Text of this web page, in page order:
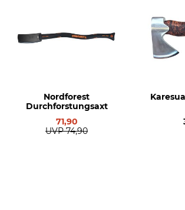
Nordforest
Durchforstungsaxt
71,90
UVP 74,90